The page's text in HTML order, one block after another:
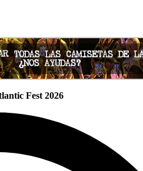
Fest 2026